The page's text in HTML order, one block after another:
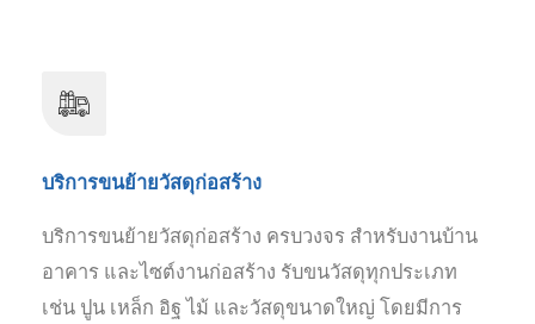
บริการขนย้ายวัสดุก่อสร้าง
บริการขนย้ายวัสดุก่อสร้าง ครบวงจร สำหรับงานบ้าน
อาคาร และไซต์งานก่อสร้าง รับขนวัสดุทุกประเภท
เช่น ปูน เหล็ก อิฐ ไม้ และวัสดุขนาดใหญ่ โดยมีการ